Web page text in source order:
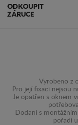
ODKOUPIT
ZÁRUCE
Vyrobeno z
Pro její fixaci nejsou
Je opatřen s oknem
Dodaní s
pořadí